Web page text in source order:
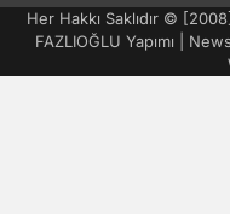
Her Hakkı Saklıdır ©
FAZLIOĞLU Yapımı |